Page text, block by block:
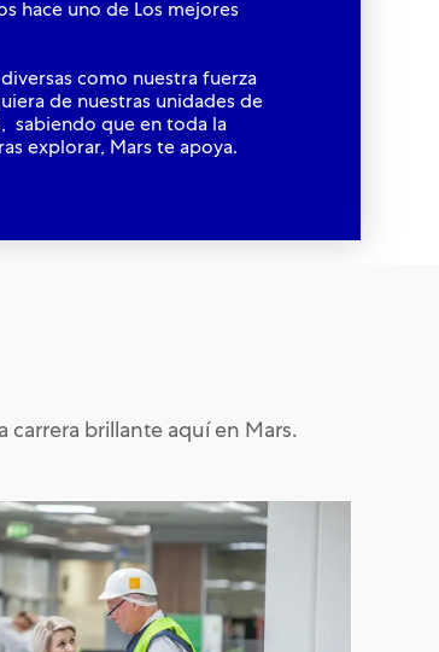
hace uno de Los mejores
como nuestra fuerza
de nuestras unidades de
sabiendo que en toda la
explorar, Mars te apoya.
brillante aquí en Mars.